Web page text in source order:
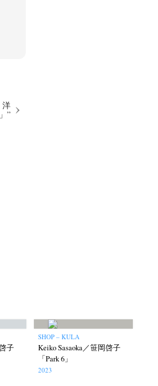
(21) Review (23)
(7) Yuki Kasama (9)
洋
”
子
SHOP – KULA
Keiko Sasaoka／笹岡啓子
「Park 6」
2023